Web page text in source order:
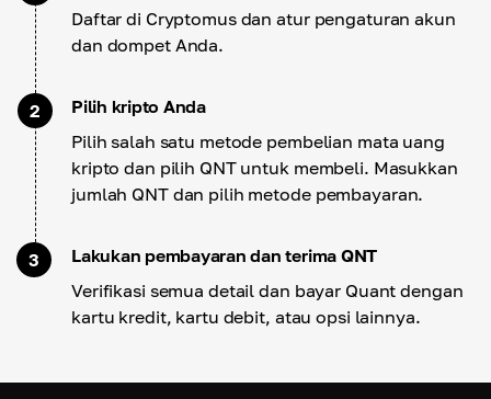
Daftar di Cryptomus dan atur pengaturan akun
dan dompet Anda.
2
Pilih kripto Anda
Pilih salah satu metode pembelian mata uang
kripto dan pilih QNT untuk membeli. Masukkan
jumlah QNT dan pilih metode pembayaran.
3
Lakukan pembayaran dan terima QNT
Verifikasi semua detail dan bayar Quant dengan
kartu kredit, kartu debit, atau opsi lainnya.